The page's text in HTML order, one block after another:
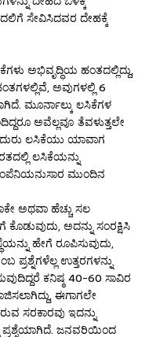
ಸೇವಿಸಿದವರ ದೇಹಕ್ಕೆ
ಅಭಿವೃದ್ಧಿಯ ಹಂತದಲ್ಲಿದ್ದು,
ಅವುಗಳಲ್ಲಿ 6
ಮೂರ್ನಾಲ್ಕು ಲಸಿಕೆಗಳ
ಅವೆಲ್ಲವೂ ತೆವಳುತ್ತಲೇ
ಲಸಿಕೆಯು ಯಾವಾಗ
ಲಸಿಕೆಯನ್ನು
ಮುಂದಿನ
ಅಥವಾ ಹೆಚ್ಚು ಸಲ
ಅದನ್ನು ಸಂರಕ್ಷಿಸಿ
ಹೇಗೆ ರೂಪಿಸುವುದು,
ಪ್ರಶ್ನೆಗಳೆಲ್ಲ ಉತ್ತರಗಳನ್ನು
ಕನಿಷ್ಠ 40-60 ಸಾವಿರ
ಈಗಾಗಲೇ
ಸರಕಾರವು ಇದನ್ನು
ಪ್ರಶ್ನೆಯಾಗಿದೆ. ಜನವರಿಯಿಂದ